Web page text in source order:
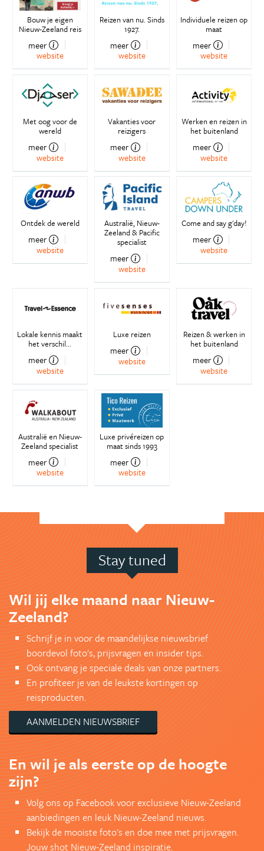
Bouw je eigen
Nieuw-Zeeland reis
meer
website
Reizen van nu. Sinds
1927.
meer
website
Individuele reizen op
maat
meer
website
Met oog voor de
wereld
meer
website
Vakanties voor
reizigers
meer
website
Werken en reizen in
het buitenland
meer
website
Ontdek de wereld
meer
website
Australië, Nieuw-
Zeeland & Pacific
specialist
meer
website
Come and say g'day!
meer
website
Lokale kennis maakt
het verschil...
meer
website
Luxe reizen
meer
website
Reizen & werken in
het buitenland
meer
website
Australië en Nieuw-
Zeeland specialist
meer
website
Luxe privéreizen op
maat sinds 1993
meer
website
Stay tuned
Wil jij elke maand naar Nieuw-
Zeeland?
Schrijf je in voor de maandelijkse nieuwsbrief
boordevol foto's, prijsvragen en insider tips.
Ook ontvang je speciale deals van onze partners.
En profiteer je van de leukste kortingen op
reisproducten.
AANMELDEN NIEUWSBRIEF
En wil je als eerste op de hoogte
zijn?
Volg ons op Facebook voor exclusieve Nieuw-Zeeland
aanbiedingen en leuk Nieuw-Zeeland nieuws.
Bekijk de mooiste foto's en doe mee met prijsvragen.
Jouw shot Nieuw-Zeeland inspiratie.